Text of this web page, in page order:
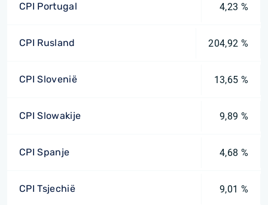
CPI Portugal 4,23 %
CPI Rusland 204,92 %
CPI Slovenië 13,65 %
CPI Slowakije 9,89 %
CPI Spanje 4,68 %
CPI Tsjechië 9,01 %